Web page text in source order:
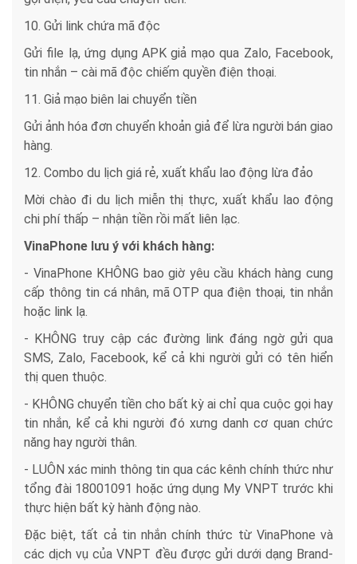
10. Gửi link chứa mã độc
Gửi file lạ, ứng dụng APK giả mạo qua Zalo, Facebook,
tin nhắn – cài mã độc chiếm quyền điện thoại.
11. Giả mạo biên lai chuyển tiền
Gửi ảnh hóa đơn chuyển khoản giả để lừa người bán giao
hàng.
12. Combo du lịch giá rẻ, xuất khẩu lao động lừa đảo
Mời chào đi du lịch miễn thị thực, xuất khẩu lao động
chi phí thấp – nhận tiền rồi mất liên lạc.
VinaPhone lưu ý với khách hàng:
- VinaPhone KHÔNG bao giờ yêu cầu khách hàng cung
cấp thông tin cá nhân, mã OTP qua điện thoại, tin nhắn
hoặc link lạ.
- KHÔNG truy cập các đường link đáng ngờ gửi qua
SMS, Zalo, Facebook, kể cả khi người gửi có tên hiển
thị quen thuộc.
- KHÔNG chuyển tiền cho bất kỳ ai chỉ qua cuộc gọi hay
tin nhắn, kể cả khi người đó xưng danh cơ quan chức
năng hay người thân.
- LUÔN xác minh thông tin qua các kênh chính thức như
tổng đài 18001091 hoặc ứng dụng My VNPT trước khi
thực hiện bất kỳ hành động nào.
Đặc biệt, tất cả tin nhắn chính thức từ VinaPhone và
các dịch vụ của VNPT đều được gửi dưới dạng Brand-